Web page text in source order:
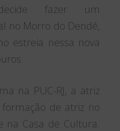
fazer um
no Morro do Dendê,
estreia nessa nova
na PUC-RJ, a atriz
de atriz no
na Casa de Cultura.